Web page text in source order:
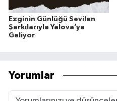
Ezginin Günlüğü Sevilen
Şarkılarıyla Yalova’ya
Geliyor
Yorumlar